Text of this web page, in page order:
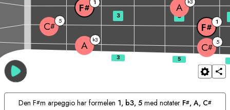
A b3
C# 5
C# 5
F# 1
F# 1 A
3 5
Den F#m arpeggio har formelen 1, b3, 5 med notater F#, A, C#